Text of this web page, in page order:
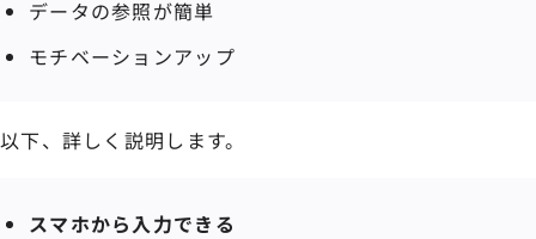
データの参照が簡単
モチベーションアップ
以下、詳しく説明します。
スマホから入力できる